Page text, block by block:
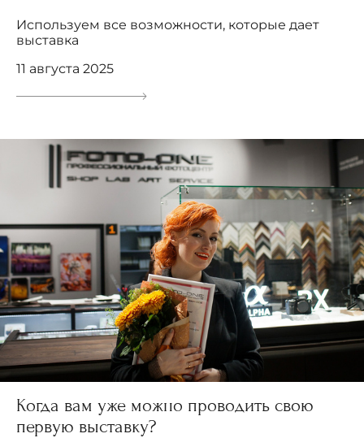
Используем все возможности, которые дает
выставка
11 августа 2025
Когда вам уже можно проводить свою
первую выставку?